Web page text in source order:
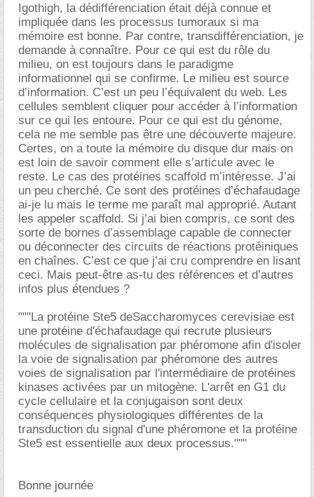
Igothigh, la dédifférenciation était déjà connue et
impliquée dans les processus tumoraux si ma
mémoire est bonne. Par contre, transdifférenciation, je
demande à connaître. Pour ce qui est du rôle du
milieu, on est toujours dans le paradigme
informationnel qui se confirme. Le milieu est source
d’information. C’est un peu l’équivalent du web. Les
cellules semblent cliquer pour accéder à l’information
sur ce qui les entoure. Pour ce qui est du génome,
cela ne me semble pas être une découverte majeure.
Certes, on a toute la mémoire du disque dur mais on
est loin de savoir comment elle s’articule avec le
reste. Le cas des protéines scaffold m’intéresse. J’ai
un peu cherché. Ce sont des protéines d’échafaudage
ai-je lu mais le terme me paraît mal approprié. Autant
les appeler scaffold. Si j’ai bien compris, ce sont des
sorte de bornes d’assemblage capable de connecter
ou déconnecter des circuits de réactions protéiniques
en chaînes. C’est ce que j’ai cru comprendre en lisant
ceci. Mais peut-être as-tu des références et d’autres
infos plus étendues ?
"""La protéine Ste5 deSaccharomyces cerevisiae est
une protéine d'échafaudage qui recrute plusieurs
molécules de signalisation par phéromone afin d'isoler
la voie de signalisation par phéromone des autres
voies de signalisation par l'intermédiaire de protéines
kinases activées par un mitogène. L'arrêt en G1 du
cycle cellulaire et la conjugaison sont deux
conséquences physiologiques différentes de la
transduction du signal d'une phéromone et la protéine
Ste5 est essentielle aux deux processus."""
Bonne journée